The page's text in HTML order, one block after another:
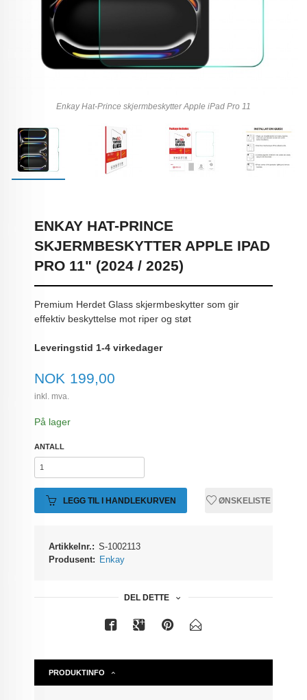
Enkay Hat-Prince skjermbeskytter Apple iPad Pro 11
ENKAY HAT-PRINCE
SKJERMBESKYTTER APPLE IPAD
PRO 11" (2024 / 2025)
Premium Herdet Glass skjermbeskytter som gir
effektiv beskyttelse mot riper og støt
Leveringstid 1-4 virkedager
Pris
NOK 199,00
inkl. mva.
På lager
ANTALL
LEGG TIL I HANDLEKURVEN ØNSKELISTE
Artikkelnr.: S-1002113
Produsent: Enkay
DEL DETTE
PRODUKTINFO